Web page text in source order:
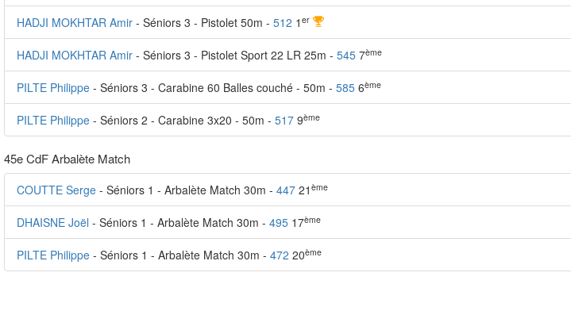
HADJI MOKHTAR Amir - Séniors 3 - Pistolet 50m - 512 1 er
HADJI MOKHTAR Amir - Séniors 3 - Pistolet Sport 22 LR 25m - 545 7ème
PILTE Philippe - Séniors 3 - Carabine 60 Balles couché - 50m - 585 6ème
PILTE Philippe - Séniors 2 - Carabine 3x20 - 50m - 517 9ème
45e CdF Arbalète Match
COUTTE Serge - Séniors 1 - Arbalète Match 30m - 447 21 ème
DHAISNE Joël - Séniors 1 - Arbalète Match 30m - 495 17ème
PILTE Philippe - Séniors 1 - Arbalète Match 30m - 472 20ème